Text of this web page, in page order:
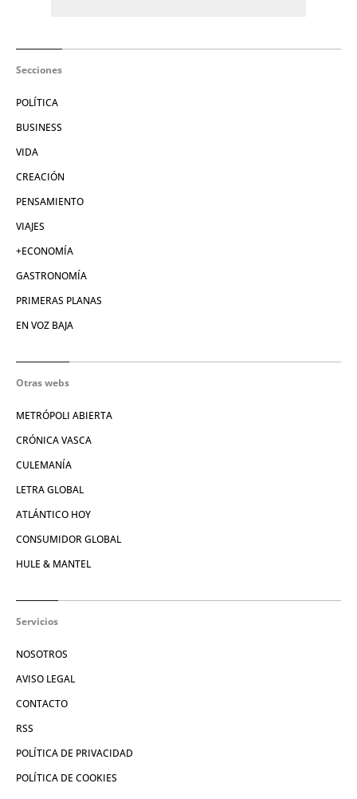
Secciones
POLÍTICA
BUSINESS
VIDA
CREACIÓN
PENSAMIENTO
VIAJES
+ECONOMÍA
GASTRONOMÍA
PRIMERAS PLANAS
EN VOZ BAJA
Otras webs
METRÓPOLI ABIERTA
CRÓNICA VASCA
CULEMANÍA
LETRA GLOBAL
ATLÁNTICO HOY
CONSUMIDOR GLOBAL
HULE & MANTEL
Servicios
NOSOTROS
AVISO LEGAL
CONTACTO
RSS
POLÍTICA DE PRIVACIDAD
POLÍTICA DE COOKIES